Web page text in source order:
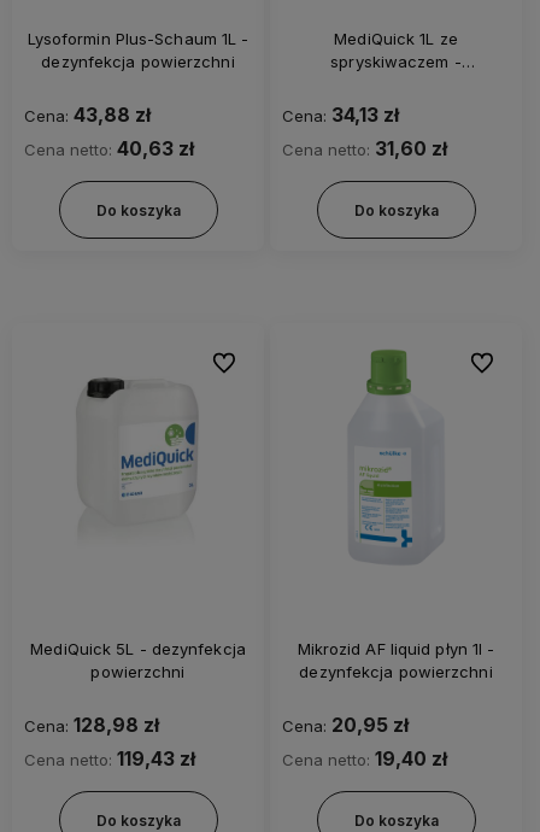
Lysoformin Plus-Schaum 1L -
dezynfekcja powierzchni
Cena: 43,88 zł
Cena netto: 40,63 zł
Do koszyka
MediQuick 1L ze
spryskiwaczem -
Cena: 34,13 zł
Cena netto: 31,60 zł
Do koszyka
MediQuick 5L - dezynfekcja
powierzchni
Cena: 128,98 zł
Cena netto: 119,43 zł
Do koszyka
Do ulubionych
Mikrozid AF liquid płyn 1l -
dezynfekcja powierzchni
Cena: 20,95 zł
Cena netto: 19,40 zł
Do koszyka
Do